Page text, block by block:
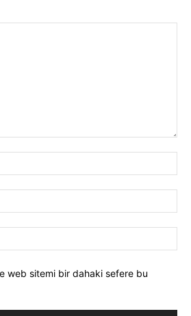
web sitemi bir dahaki sefere bu